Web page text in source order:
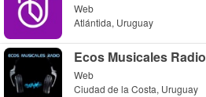
Web
Atlántida, Uruguay
Ecos Musicales Radio
Web
Ciudad de la Costa, Uruguay